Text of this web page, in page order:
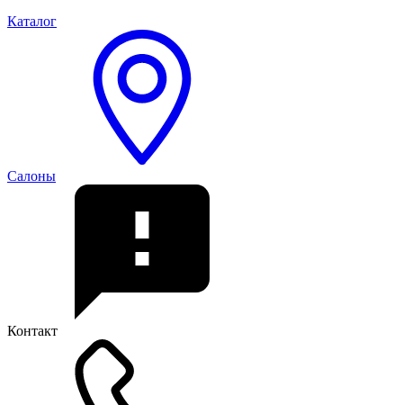
Каталог
Салоны
Контакт